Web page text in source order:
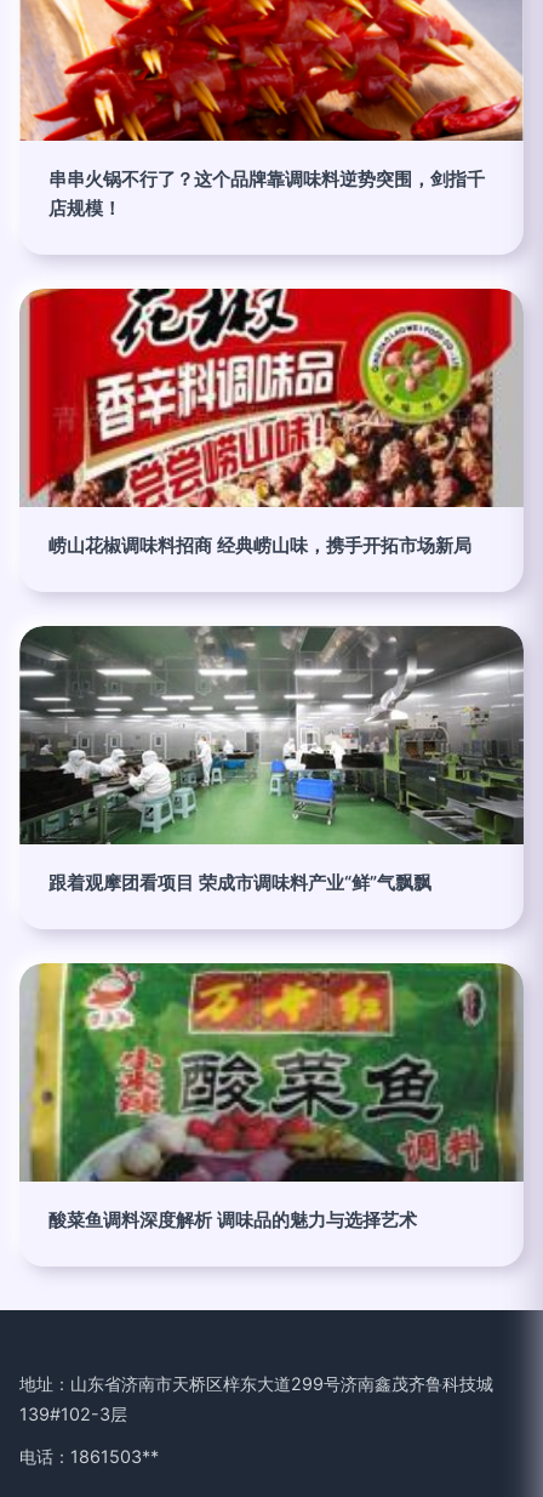
串串火锅不行了？这个品牌靠调味料逆势突围，剑指千
店规模！
崂山花椒调味料招商 经典崂山味，携手开拓市场新局
跟着观摩团看项目 荣成市调味料产业“鲜”气飘飘
酸菜鱼调料深度解析 调味品的魅力与选择艺术
地址：山东省济南市天桥区梓东大道299号济南鑫茂齐鲁科技城
139#102-3层
电话：1861503**